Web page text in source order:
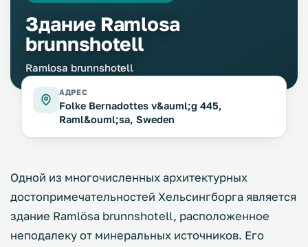
Здание Ramlosa
brunnshotell
Ramlosa brunnshotell
АДРЕС
Folke Bernadottes v&auml;g 445,
Raml&ouml;sa, Sweden
Одной из многочисленных архитектурных
достопримечательностей Хельсингборга является
здание Ramlösa brunnshotell, расположенное
неподалеку от минеральных источников. Его